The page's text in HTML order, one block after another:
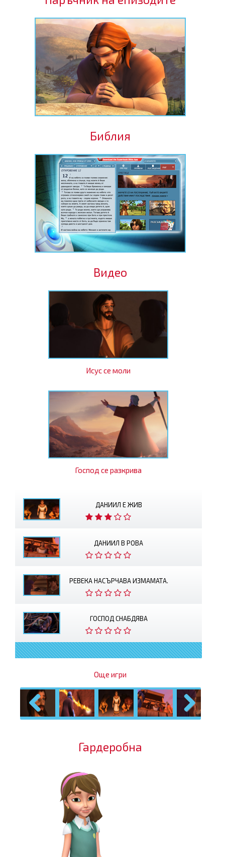
Библия
Видео
Исус се моли
Господ се разкрива
ДАНИИЛ Е ЖИВ
ДАНИИЛ В РОВА
РЕВЕКА НАСЪРЧАВА ИЗМАМАТА.
ГОСПОД СНАБДЯВА
Още игри
Previous Next
Гардеробна